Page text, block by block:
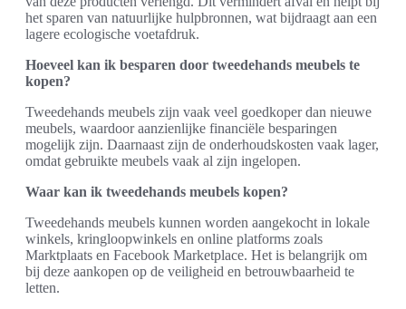
het sparen van natuurlijke hulpbronnen, wat bijdraagt aan een
lagere ecologische voetafdruk.
Hoeveel kan ik besparen door tweedehands meubels te
kopen?
Tweedehands meubels zijn vaak veel goedkoper dan nieuwe
meubels, waardoor aanzienlijke financiële besparingen
mogelijk zijn. Daarnaast zijn de onderhoudskosten vaak lager,
omdat gebruikte meubels vaak al zijn ingelopen.
Waar kan ik tweedehands meubels kopen?
Tweedehands meubels kunnen worden aangekocht in lokale
winkels, kringloopwinkels en online platforms zoals
Marktplaats en Facebook Marketplace. Het is belangrijk om
bij deze aankopen op de veiligheid en betrouwbaarheid te
letten.